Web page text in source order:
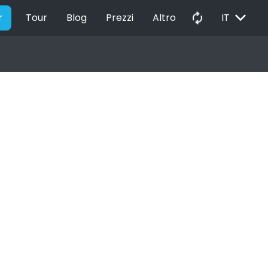
Tour Blog Prezzi Altro autorenew IT EXPAND_MORE